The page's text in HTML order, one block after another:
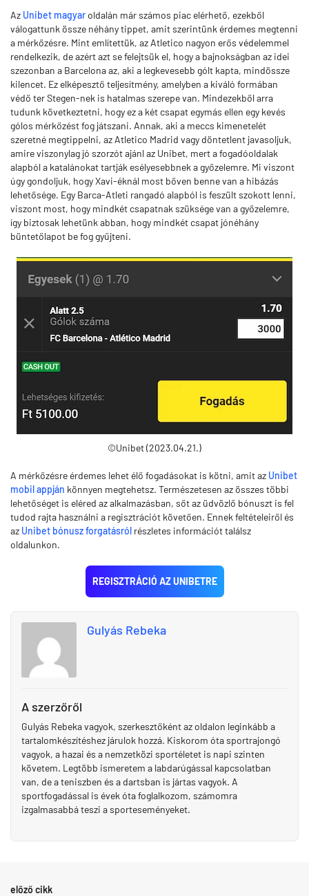
Az Unibet magyaroldalán már számos piac elérhető, ezekből
válogattunk össze néhány tippet, amit szerintünk érdemes megtenni
a mérkőzésre. Mint említettük, az Atletico nagyon erős védelemmel
rendelkezik, de azért azt se felejtsük el, hogy a bajnokságban az idei
szezonban a Barcelona az, aki a legkevesebb gólt kapta, mindössze
kilencet. Ez elképesztő teljesítmény, amelyben a kiváló formában
védő ter Stegen-nek is hatalmas szerepe van. Mindezekből arra
tudunk következtetni, hogy ez a két csapat egymás ellen egy kevés
gólos mérkőzést fog játszani. Annak, aki a meccs kimenetelét
szeretné megtippelni, az Atletico Madrid vagy döntetlent javasoljuk,
amire viszonylag jó szorzót ajánl az Unibet, mert a fogadóoldalak
alapból a katalánokat tartják esélyesebbnek a győzelemre. Mi viszont
úgy gondoljuk, hogy Xavi-éknál most bőven benne van a hibázás
lehetősége. Egy Barca-Atleti rangadó alapból is feszült szokott lenni,
viszont most, hogy mindkét csapatnak szüksége van a győzelemre,
így biztosak lehetünk abban, hogy mindkét csapat jónéhány
büntetőlapot be fog gyűjteni.
©Unibet (2023.04.21.)
A mérkőzésre érdemes lehet élő fogadásokat is kötni, amit az Unibet
mobil appján könnyen megtehetsz. Természetesen az összes többi
lehetőséget is eléred az alkalmazásban, sőt az üdvözlő bónuszt is fel
tudod rajta használni a regisztrációt követően. Ennek feltételeiről és
az Unibet bónusz forgatásról részletes információt találsz
oldalunkon.
REGISZTRÁCIÓ AZ UNIBETRE
Gulyás Rebeka
A szerzőről
Gulyás Rebeka vagyok, szerkesztőként az oldalon leginkább a
tartalomkészítéshez járulok hozzá. Kiskorom óta sportrajongó
vagyok, a hazai és a nemzetközi sportéletet is napi szinten
követem. Legtöbb ismeretem a labdarúgással kapcsolatban
van, de a teniszben és a dartsban is jártas vagyok. A
sportfogadással is évek óta foglalkozom, számomra
izgalmasabbá teszi a sporteseményeket.
előző cikk